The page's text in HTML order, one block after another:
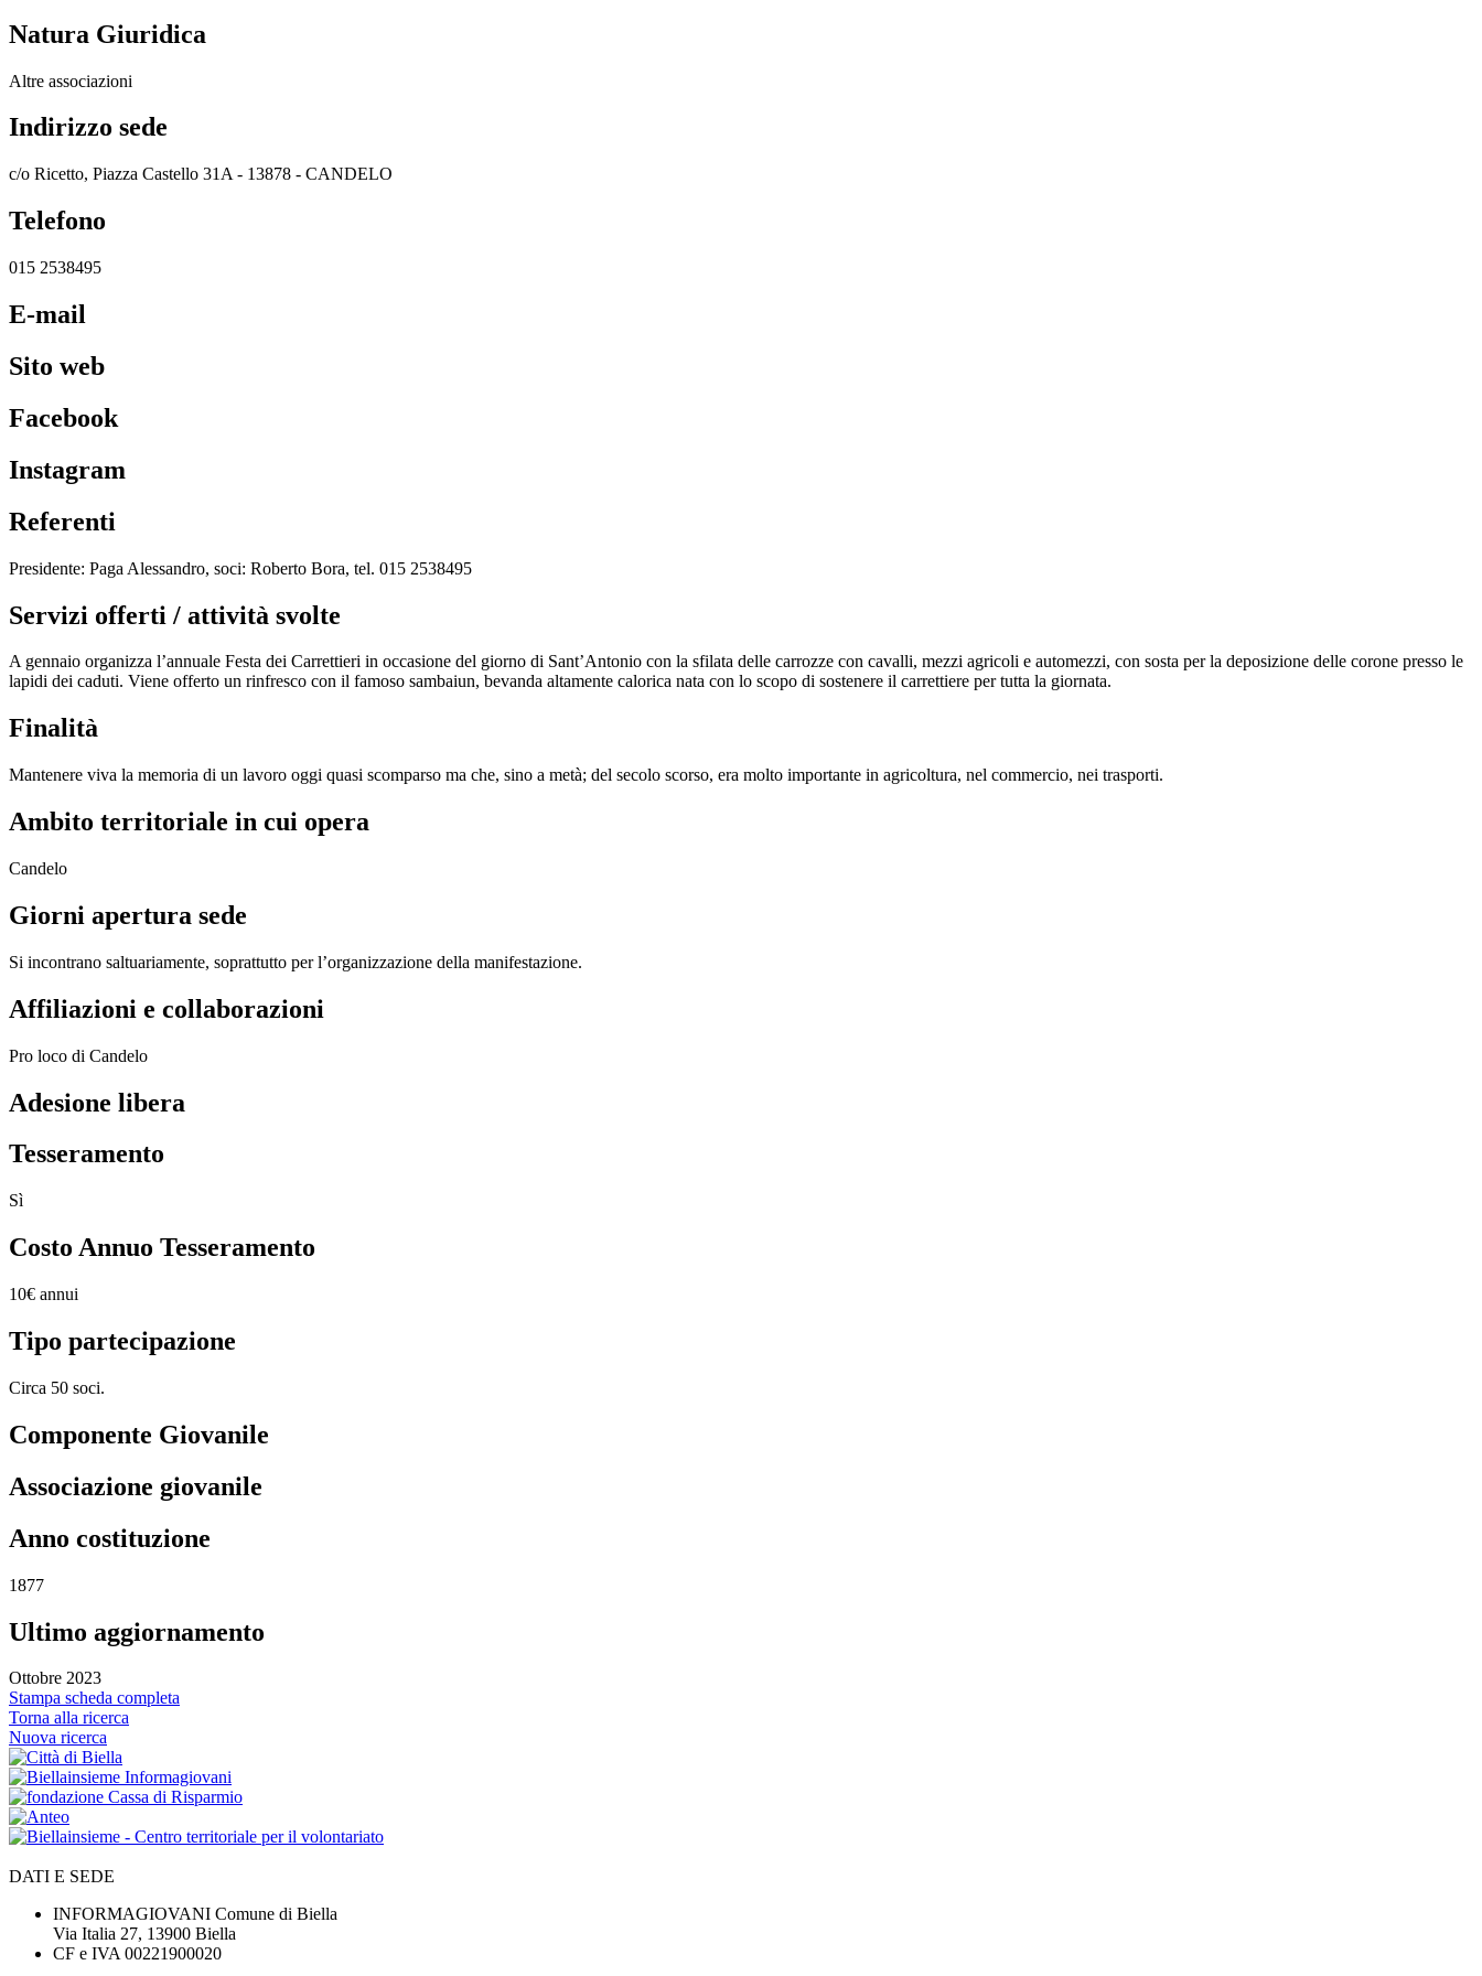
Natura Giuridica
Altre associazioni
Indirizzo sede
c/o Ricetto, Piazza Castello 31A - 13878 - CANDELO
Telefono
015 2538495
E-mail
Sito web
Facebook
Instagram
Referenti
Presidente: Paga Alessandro, soci: Roberto Bora, tel. 015 2538495
Servizi offerti / attività svolte
A gennaio organizza l’annuale Festa dei Carrettieri in occasione del giorno di Sant’Antonio con la sfilata delle carrozze con cavalli, mezzi agricoli e automezzi, con sosta per la deposizione delle corone presso le
lapidi dei caduti. Viene offerto un rinfresco con il famoso sambaiun, bevanda altamente calorica nata con lo scopo di sostenere il carrettiere per tutta la giornata.
Finalità
Mantenere viva la memoria di un lavoro oggi quasi scomparso ma che, sino a metà; del secolo scorso, era molto importante in agricoltura, nel commercio, nei trasporti.
Ambito territoriale in cui opera
Candelo
Giorni apertura sede
Si incontrano saltuariamente, soprattutto per l’organizzazione della manifestazione.
Affiliazioni e collaborazioni
Pro loco di Candelo
Adesione libera
Tesseramento
Sì
Costo Annuo Tesseramento
10€ annui
Tipo partecipazione
Circa 50 soci.
Componente Giovanile
Associazione giovanile
Anno costituzione
1877
Ultimo aggiornamento
Ottobre 2023
Stampa scheda completa
Torna alla ricerca
Nuova ricerca
DATI E SEDE
INFORMAGIOVANI Comune di Biella
Via Italia 27, 13900 Biella
CF e IVA 00221900020